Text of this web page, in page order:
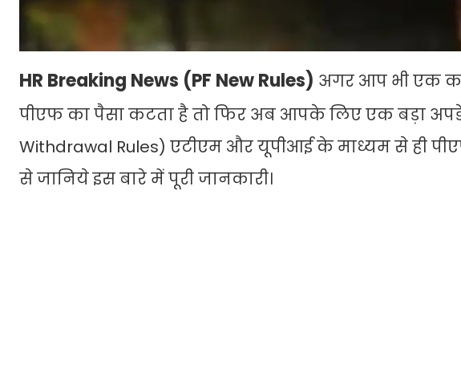
HR Breaking News (PF New Rules) अगर आप भी एक
पीएफ का पैसा कटता है तो फिर अब आपके लिए एक बड़ा
Withdrawal Rules) एटीएम और यूपीआई के माध्यम से ही
से जानिये इस बारे में पूरी जानकारी।